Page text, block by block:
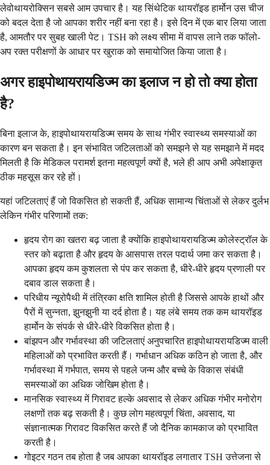
लेवोथायरोक्सिन सबसे आम उपचार है। यह सिंथेटिक थायरॉइड हार्मोन उस चीज
को बदल देता है जो आपका शरीर नहीं बना रहा है। इसे दिन में एक बार लिया जाता
है, आमतौर पर सुबह खाली पेट। TSH को लक्ष्य सीमा में वापस लाने तक फॉलो-
अप रक्त परीक्षणों के आधार पर खुराक को समायोजित किया जाता है।
अगर हाइपोथायरायडिज्म का इलाज न हो तो क्या होता
है?
बिना इलाज के, हाइपोथायरायडिज्म समय के साथ गंभीर स्वास्थ्य समस्याओं का
कारण बन सकता है। इन संभावित जटिलताओं को समझने से यह समझाने में मदद
मिलती है कि मेडिकल परामर्श इतना महत्वपूर्ण क्यों है, भले ही आप अभी अपेक्षाकृत
ठीक महसूस कर रहे हों।
यहां जटिलताएं हैं जो विकसित हो सकती हैं, अधिक सामान्य चिंताओं से लेकर दुर्लभ
लेकिन गंभीर परिणामों तक:
हृदय रोग का खतरा बढ़ जाता है क्योंकि हाइपोथायरायडिज्म कोलेस्ट्रॉल के
स्तर को बढ़ाता है और हृदय के आसपास तरल पदार्थ जमा कर सकता है।
आपका हृदय कम कुशलता से पंप कर सकता है, धीरे-धीरे हृदय प्रणाली पर
दबाव डाल सकता है।
परिधीय न्यूरोपैथी में तंत्रिका क्षति शामिल होती है जिससे आपके हाथों और
पैरों में सुन्नता, झुनझुनी या दर्द होता है। यह लंबे समय तक कम थायरॉइड
हार्मोन के संपर्क से धीरे-धीरे विकसित होता है।
बांझपन और गर्भावस्था की जटिलताएं अनुपचारित हाइपोथायरायडिज्म वाली
महिलाओं को प्रभावित करती हैं। गर्भाधान अधिक कठिन हो जाता है, और
गर्भावस्था में गर्भपात, समय से पहले जन्म और बच्चे के विकास संबंधी
समस्याओं का अधिक जोखिम होता है।
मानसिक स्वास्थ्य में गिरावट हल्के अवसाद से लेकर अधिक गंभीर मनोरोग
लक्षणों तक बढ़ सकती है। कुछ लोग महत्वपूर्ण चिंता, अवसाद, या
संज्ञानात्मक गिरावट विकसित करते हैं जो दैनिक कामकाज को प्रभावित
करती है।
गोइटर गठन तब होता है जब आपका थायरॉइड लगातार TSH उत्तेजना से